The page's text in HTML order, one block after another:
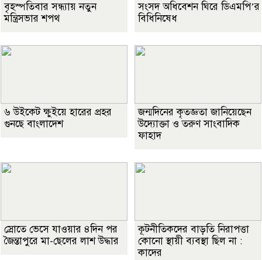
বৃহস্পতিবার সন্ধ্যায় নতুন
মন্ত্রিসভার শপথ
সংসদ অধিবেশন ঘিরে ডিএমপি’র
বিধিনিষেধ
৬ উইকেট ক্ষুইয়ে হারের প্রহর
গুনছে বাংলাদেশ
জন্মদিনের কৃতজ্ঞতা জানিয়েছেন
উদ্যোক্তা ও তরুণ সাংবাদিক
ফাহাদ
স্রোতে ভেসে যাওয়ার ৪দিন পর
জৈন্তাপুরে মা-ছেলের লাশ উদ্ধার
কূটনীতিকদের বাড়তি নিরাপত্তা
কোনো স্থায়ী ব্যবস্থা ছিল না :
কাদের